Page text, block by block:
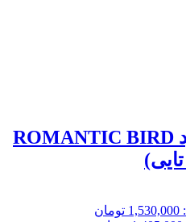
رژلب مایع رمانتیک برد ROMANTIC BIRD
قیمت اصلی: 1,530,000 تومان